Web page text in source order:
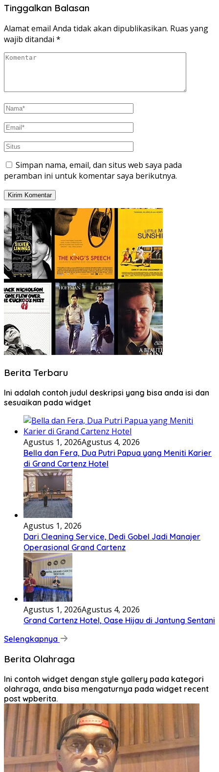
Tinggalkan Balasan
Alamat email Anda tidak akan dipublikasikan. Ruas yang
wajib ditandai *
Simpan nama, email, dan situs web saya pada
peramban ini untuk komentar saya berikutnya.
Berita Terbaru
Ini adalah contoh judul deskripsi yang bisa anda isi dan
sesuaikan pada widget
Agustus 1, 2026Agustus 4, 2026
Bella dan Fera, Dua Putri Papua yang Meniti Karier
di Grand Cartenz Hotel
Agustus 1, 2026
Dari Cleaning Service, Dedi Gobel Jadi Manajer
Operasional Grand Cartenz
Agustus 1, 2026Agustus 4, 2026
Grand Cartenz Hotel, Oase Hijau di Jantung Sentani
Selengkapnya
Berita Olahraga
Ini contoh widget dengan style gallery pada kategori
olahraga, anda bisa mengaturnya pada widget recent
post wpberita.